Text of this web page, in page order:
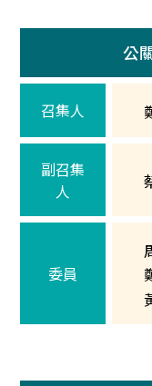
公
召集人
副召集
人
委員